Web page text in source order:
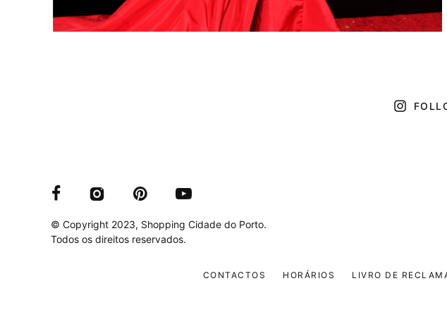
© Copyright 2023, Shopping Cidade do Porto.
Todos os direitos reservados.
CONTACTOS HORÁRIOS LIVRO DE